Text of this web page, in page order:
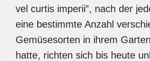
vel curtis imperii”, nach der
eine bestimmte Anzahl
Gemüsesorten in ihrem
hatte, richten sich bis heute